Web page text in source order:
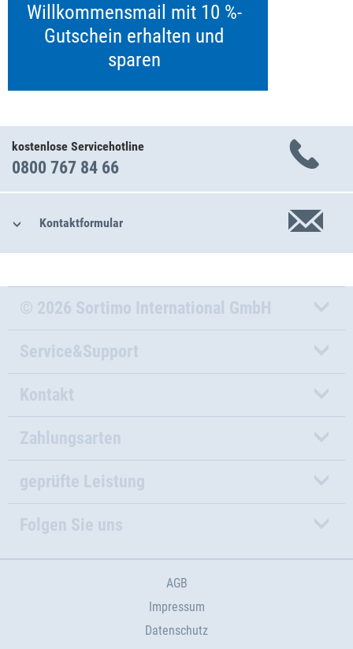
Willkommensmail mit 10 %-
Gutschein erhalten und
sparen
kostenlose Servicehotline
0800 767 84 66
Kontaktformular
© 2026 Sortimo International GmbH
Service&Support
Kontakt
Zahlungsarten
geprüfte Leistung
Folgen Sie uns
AGB
Impressum
Datenschutz